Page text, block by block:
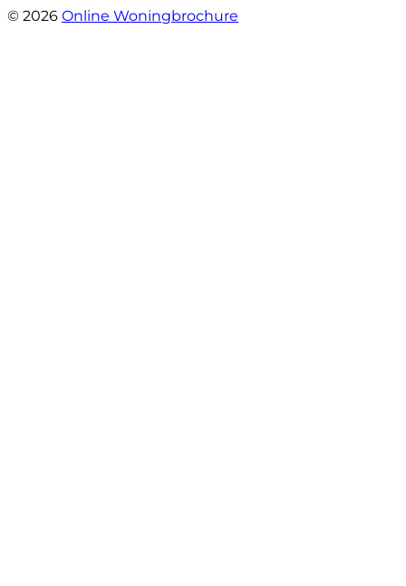
© 2026 Online Woningbrochure